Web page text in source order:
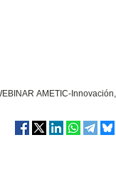
AMETIC-Innovación,